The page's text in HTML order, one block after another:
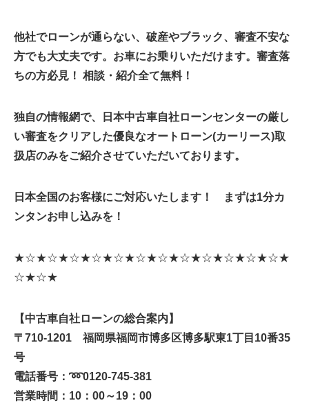
他社でローンが通らない、破産やブラック、審査不安な
方でも大丈夫です。お車にお乗りいただけます。 審査落
ちの方必見！ 相談・紹介全て無料！
独自の情報網で、日本中古車自社ローンセンターの厳し
い審査をクリアした優良なオートローン(カーリース)取
扱店のみをご紹介させていただいております。
日本全国のお客様にご対応いたします！ まずは1分カ
ンタンお申し込みを！
★☆★☆★☆★☆★☆★☆★☆★☆★☆★☆★☆★☆★
☆★☆★
【中古車自社ローンの総合案内】
〒710-1201 福岡県福岡市博多区博多駅東1丁目10番35
号
電話番号： ➿0120-745-381
営業時間：10：00～19：00